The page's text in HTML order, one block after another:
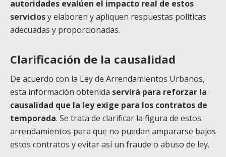
autoridades evalúen el impacto real de estos
serviciosy elaboren y apliquen respuestas políticas
adecuadas y proporcionadas.
Clarificación de la causalidad
De acuerdo con la Ley de Arrendamientos Urbanos,
esta información obtenida servirá para reforzar la
causalidad que la ley exige para los contratos de
temporada. Se trata de clarificar la figura de estos
arrendamientos para que no puedan ampararse bajos
estos contratos y evitar así un fraude o abuso de ley.